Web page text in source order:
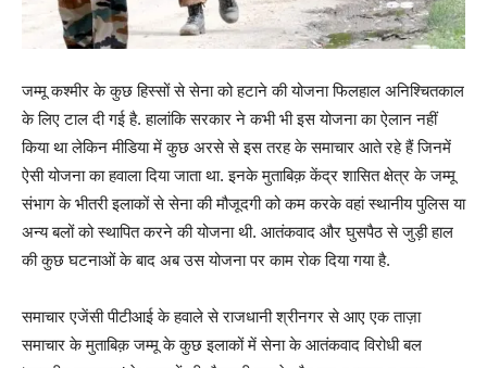
जम्मू कश्मीर के कुछ हिस्सों से सेना को हटाने की योजना फिलहाल अनिश्चितकाल
के लिए टाल दी गई है. हालांकि सरकार ने कभी भी इस योजना का ऐलान नहीं
किया था लेकिन मीडिया में कुछ अरसे से इस तरह के समाचार आते रहे हैं जिनमें
ऐसी योजना का हवाला दिया जाता था. इनके मुताबिक़ केंद्र शासित क्षेत्र के जम्मू
संभाग के भीतरी इलाकों से सेना की मौजूदगी को कम करके वहां स्थानीय पुलिस या
अन्य बलों को स्थापित करने की योजना थी. आतंकवाद और घुसपैठ से जुड़ी हाल
की कुछ घटनाओं के बाद अब उस योजना पर काम रोक दिया गया है.
समाचार एजेंसी पीटीआई के हवाले से राजधानी श्रीनगर से आए एक ताज़ा
समाचार के मुताबिक़ जम्मू के कुछ इलाकों में सेना के आतंकवाद विरोधी बल